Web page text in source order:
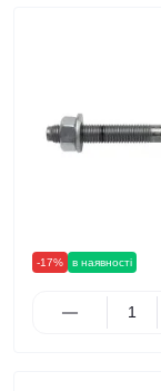
-17% в наявності